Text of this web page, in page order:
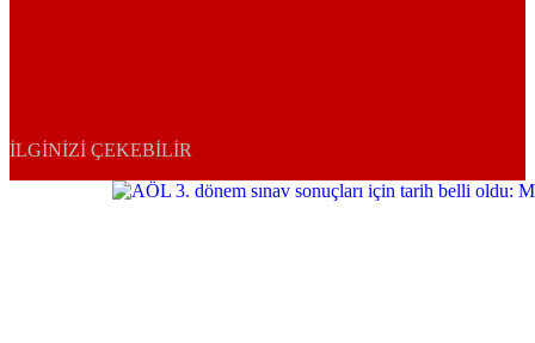
İLGINIZI ÇEKEBILIR